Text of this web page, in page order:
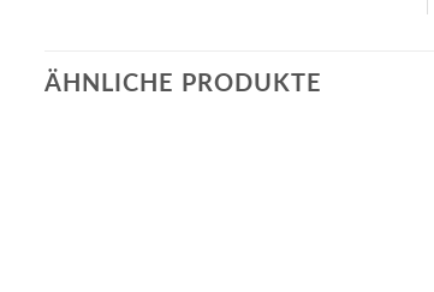
ÄHNLICHE PRODUKTE